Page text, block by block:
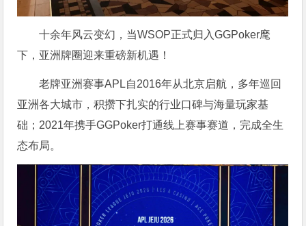
十余年风云变幻，当WSOP正式归入GGPoker麾
下，亚洲牌圈迎来重磅新机遇！
老牌亚洲赛事APL自2016年从北京启航，多年巡回
亚洲各大城市，积攒下扎实的行业口碑与海量玩家基
础；2021年携手GGPoker打通线上赛事赛道，完成全生
态布局。